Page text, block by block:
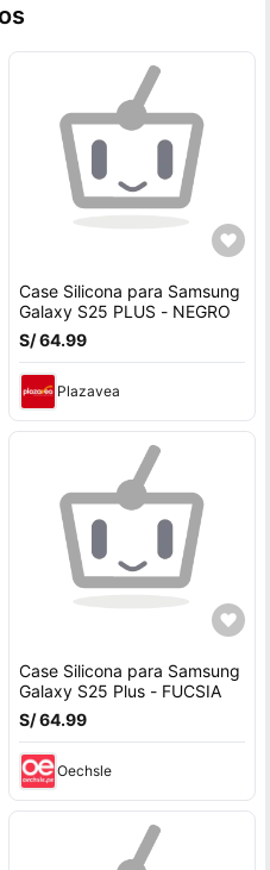
Case Silicona para Samsung
Galaxy S25 PLUS - NEGRO
S/ 64.99
Plazavea
Case Silicona para Samsung
Galaxy S25 Plus - FUCSIA
S/ 64.99
Oechsle